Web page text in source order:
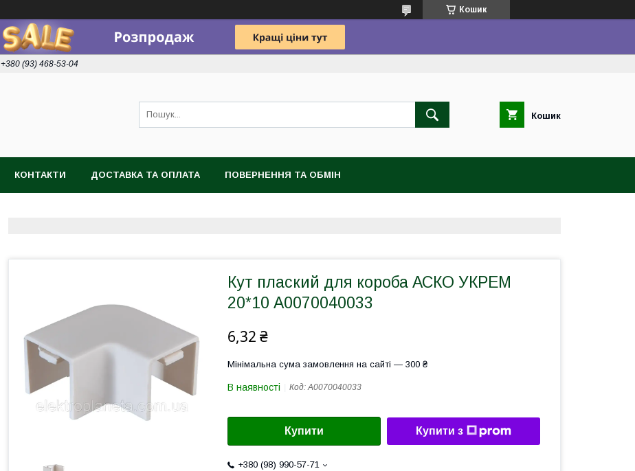
Кошик
+380 (93) 468-53-04
Кошик
КОНТАКТИ ДОСТАВКА ТА ОПЛАТА ПОВЕРНЕННЯ ТА ОБМІН
Кут плаский для короба АСКО УКРЕМ
20*10 A0070040033
6,32 ₴
Мінімальна сума замовлення на сайті — 300 ₴
В наявності Код:A0070040033
Купити Купити з
+380 (98) 990-57-71